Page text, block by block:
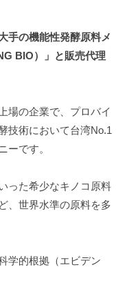
手の機能性発酵原料メ
BIO）」と販売代理
場の企業で、プロバイ
技術において台湾No.1
ーです。
った希少なキノコ原料
、世界水準の原料を多
学的根拠（エビデン